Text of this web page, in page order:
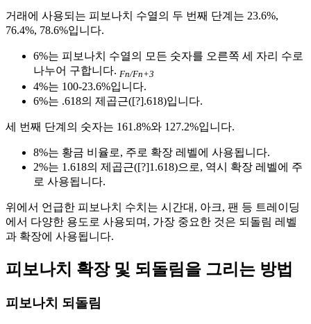
거래에 사용되는 피보나치 수열의 두 번째 단계는 23.6%,
76.4%, 78.6%입니다.
6%는 피보나치 수열의 모든 숫자를 오른쪽 세 자리 수로
나누어 구합니다. Fn/Fn+3
4%는 100-23.6%입니다.
6%는 .618의 제곱근([?].618)입니다.
세 번째 단계의 숫자는 161.8%와 127.2%입니다.
8%는 황금 비율로, 주로 확장 레벨에 사용됩니다.
2%는 1.618의 제곱근([?]1.618)으로, 역시 확장 레벨에 주
로 사용됩니다.
위에서 언급한 피보나치 수치는 시간대, 아크, 팬 등 트레이딩
에서 다양한 용도로 사용되며, 가장 중요한 것은 되돌림 레벨
과 확장에 사용됩니다.
피보나치 확장 및 되돌림을 그리는 방법
피보나치 되돌림